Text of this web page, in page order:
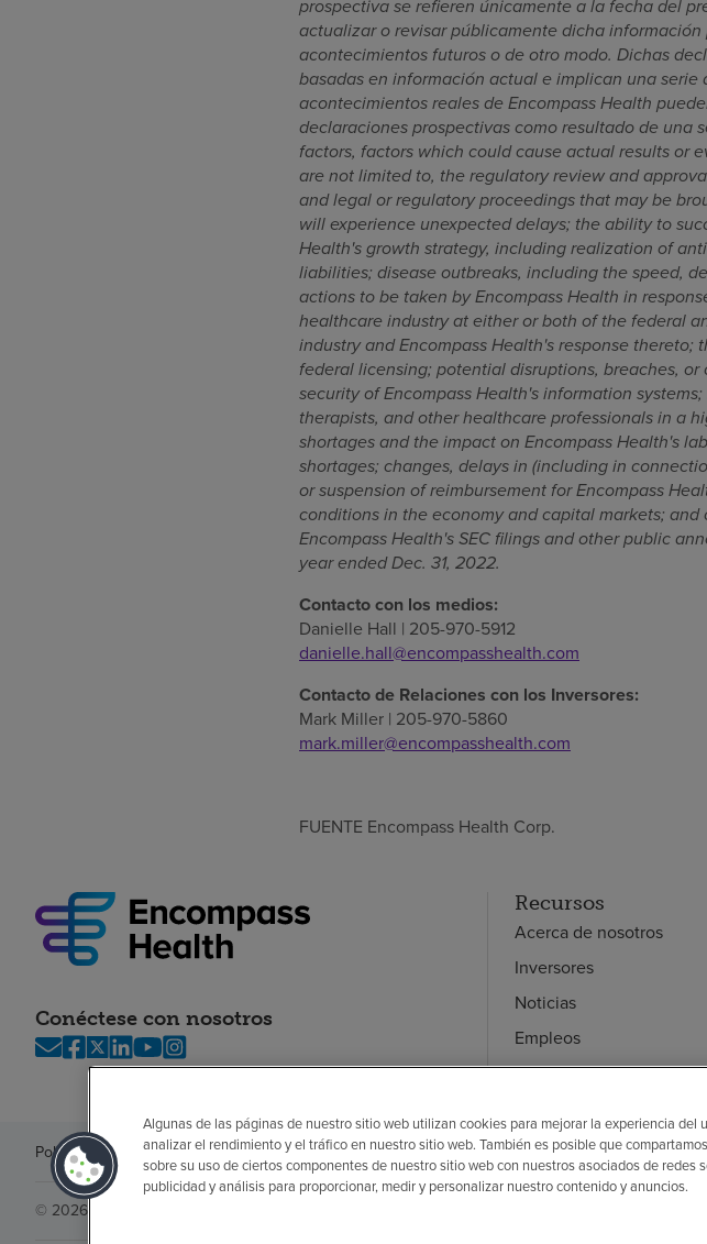
prospectiva se refieren únicamente a la fecha del
actualizar o revisar públicamente dicha
acontecimientos futuros o de otro modo. Dichas
basadas en información actual e implican una
acontecimientos reales de Encompass Health
declaraciones prospectivas como resultado de una
factors, factors which could cause actual results or
are not limited to, the regulatory review and
and legal or regulatory proceedings that may be
will experience unexpected delays; the ability to
Health's growth strategy, including realization of
liabilities; disease outbreaks, including the speed,
actions to be taken by Encompass Health in
healthcare industry at either or both of the federal
industry and Encompass Health's response
federal licensing; potential disruptions, breaches,
security of Encompass Health's information
therapists, and other healthcare professionals in a
shortages and the impact on Encompass Health's
shortages; changes, delays in (including in
or suspension of reimbursement for Encompass
conditions in the economy and capital markets;
Encompass Health's SEC filings and other public
year endedDec. 31, 2022.
Contacto con los medios:
Danielle Hall | 205-970-5912
danielle.hall@encompasshealth.com
Contacto de Relaciones con los Inversores:
Mark Miller | 205-970-5860
mark.miller@encompasshealth.com
FUENTE Encompass Health Corp.
Conéctese con nosotros
Recursos
Acerca de nosotros
Inversores
Noticias
Empleos
Empleados
Política de privacidadLegalSin sorpresas AccesibilidadSi no habla inglésAviso de no discriminación
© 2026 Encompass Health Corporation
Algunas de las páginas de nuestro sitio web utilizan cookies para mejorar la experiencia del
analizar el rendimiento y el tráfico en nuestro sitio web. También es posible que
sobre su uso de ciertos componentes de nuestro sitio web con nuestros asociados de redes
publicidad y análisis para proporcionar, medir y personalizar nuestro contenido y anuncios.